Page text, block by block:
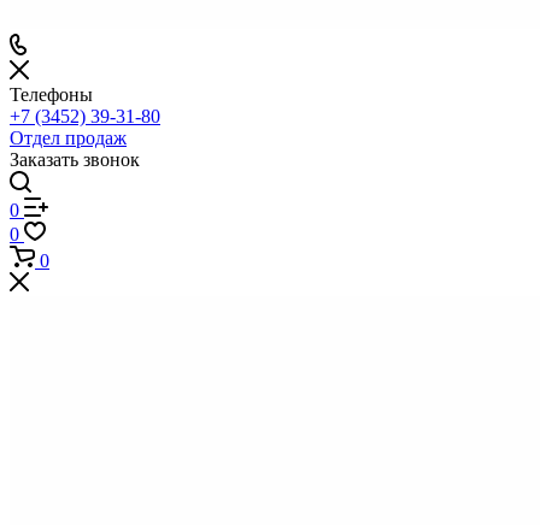
Телефоны
+7 (3452) 39-31-80
Отдел продаж
Заказать звонок
0
0
0